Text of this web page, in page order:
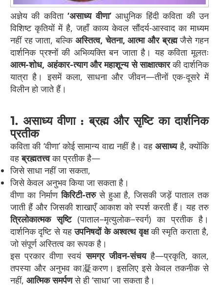
अज्ञेय की कविता‘असाध्य वीणा’आधुनिक हिंदी कविता की उन
विशिष्ट कृतियों में है, जहाँ काव्य केवल सौंदर्य-आस्वाद का माध्यम
नहीं रह जाता, बल्कि अस्तित्व, चेतना, आत्मा और ब्रह्मजैसे गहन
दार्शनिक प्रश्नों की अभिव्यक्ति बन जाता है। यह कविता मूलतः
आत्म-शोध, अहंकार-त्याग और महाशून्य से साक्षात्कारकी दार्शनिक
यात्रा है। इसमें कला, साधना और जीवन—तीनों एक-दूसरे में
विलीन हो जाते हैं।
1. असाध्य वीणा : ब्रह्म और सृष्टि का दार्शनिक
प्रतीक
कविता की ‘वीणा’ कोई सामान्य वाद्य नहीं है। वहअसाध्यहै, क्योंकि
वहब्रह्मतत्त्वका प्रतीक है—
जिसे साधा नहीं जा सकता,
जिसे केवल अनुभव किया जा सकता है।
वीणा का निर्माणकिरिटी-तरुसे हुआ है, जिसकी जड़ें पाताल तक
जाती हैं और जिसकी शाखाएँ आकाश को स्पर्श करती हैं। यह तरु
त्रिलोकात्मक सृष्टि(पाताल–मृत्युलोक–स्वर्ग) का प्रतीक है।
दार्शनिक दृष्टि से यहउपनिषदों के अश्वत्थ वृक्षकी स्मृति कराता है,
जो संपूर्ण अस्तित्व का रूपक है।
इस प्रकार वीणा स्वयंसमग्र जीवन-संचयहै—प्रकृति, काल,
तपस्या और अनुभव का凝करण। इसलिए इसे केवल तकनीक से
नहीं, आत्मिक समर्पणसे ही ‘साधा’ जा सकता है।